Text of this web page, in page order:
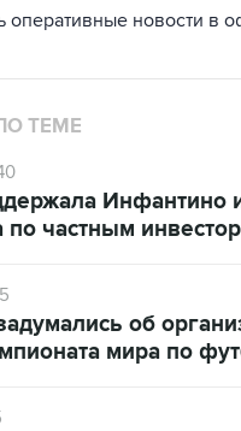
оперативные новости в
ТЕМЕ
Инфантино и
по частным
об
мира по